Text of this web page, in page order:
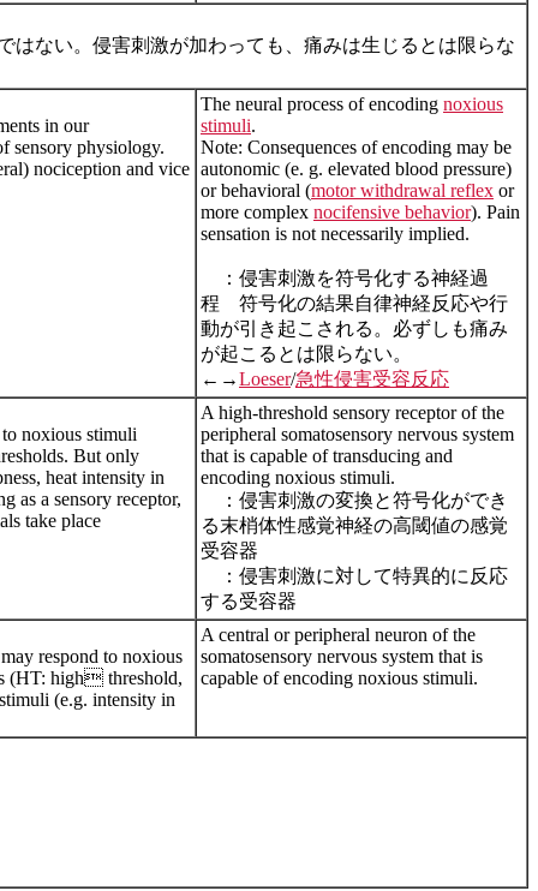
はない。侵害刺激が加わっても、痛みは生じるとは限らな
in our
sensory physiology.
nociception and vice
The neural process of encoding noxious
stimuli.
Note: Consequences of encoding may be
autonomic (e. g. elevated blood pressure)
or behavioral (motor withdrawal reflex or
more complex nocifensive behavior). Pain
sensation is not necessarily implied.
：侵害刺激を符号化する神経過
程 符号化の結果自律神経反応や行
動が引き起こされる。必ずしも痛み
が起こるとは限らない。
←→Loeser/急性侵害受容反応
noxious stimuli
But only
heat intensity in
as a sensory receptor,
take place
A high-threshold sensory receptor of the
peripheral somatosensory nervous system
that is capable of transducing and
encoding noxious stimuli.
：侵害刺激の変換と符号化ができ
る末梢体性感覚神経の高閾値の感覚
受容器
：侵害刺激に対して特異的に反応
する受容器
respond to noxious
(HT: high threshold,
(e.g. intensity in
A central or peripheral neuron of the
somatosensory nervous system that is
capable of encoding noxious stimuli.